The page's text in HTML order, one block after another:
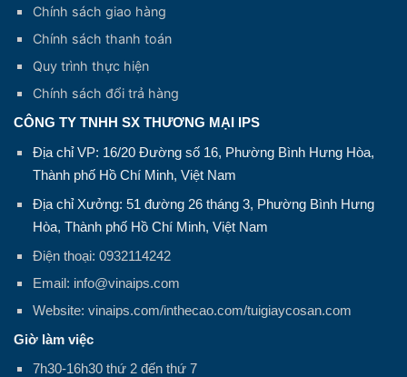
Chính sách giao hàng
Chính sách thanh toán
Quy trình thực hiện
Chính sách đổi trả hàng
CÔNG TY TNHH SX THƯƠNG MẠI IPS
Địa chỉ VP: 16/20 Đường số 16, Phường Bình Hưng Hòa,
Thành phố Hồ Chí Minh, Việt Nam
Địa chỉ Xưởng: 51 đường 26 tháng 3, Phường Bình Hưng
Hòa, Thành phố Hồ Chí Minh, Việt Nam
Điện thoại: 0932114242
Email: info@vinaips.com
Website: vinaips.com/inthecao.com/tuigiaycosan.com
Giờ làm việc
7h30-16h30 thứ 2 đến thứ 7